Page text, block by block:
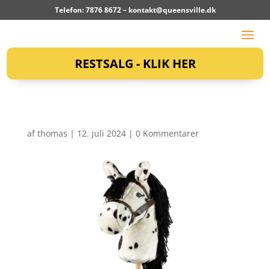
Telefon: 7876 8672 – kontakt@queensville.dk
RESTSALG - KLIK HER
afthomas | 12. juli 2024| 0 Kommentarer